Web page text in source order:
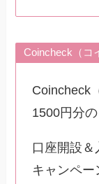
Coincheck（コ
Coincheck
1500円分
口座開設＆
キャンペー